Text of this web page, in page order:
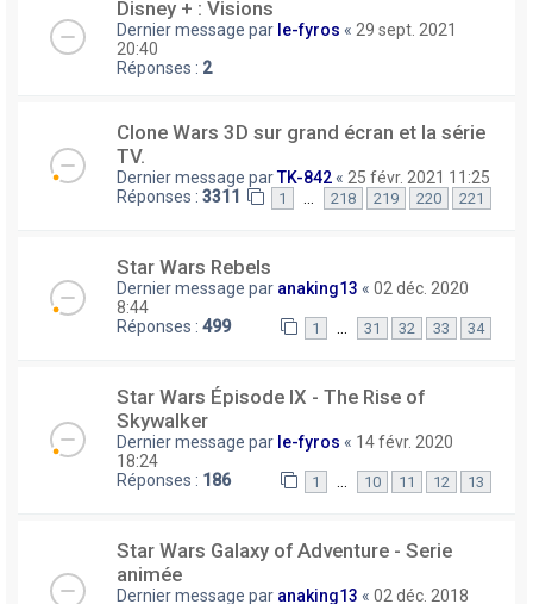
Disney + : Visions
Dernier message par le-fyros « 29 sept. 2021
20:40
Réponses : 2
Clone Wars 3D sur grand écran et la série
TV.
Dernier message parTK-842 « 25 févr. 2021 11:25
Réponses : 3311 1 218 219 220 221
Star Wars Rebels
Dernier message par anaking13 « 02 déc. 2020
8:44
Réponses : 499 1 … 31 32 33 34
Star Wars Épisode IX - The Rise of
Skywalker
Dernier message par le-fyros « 14 févr. 2020
18:24
Réponses : 186 1 … 10 11 12 13
Star Wars Galaxy of Adventure - Serie
animée
Dernier message par anaking13 « 02 déc. 2018